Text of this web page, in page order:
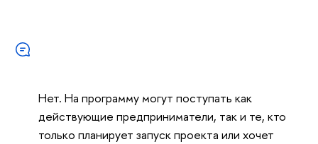
Нет. На программу могут поступать как
действующие предприниматели, так и те, кто
только планирует запуск проекта или хочет